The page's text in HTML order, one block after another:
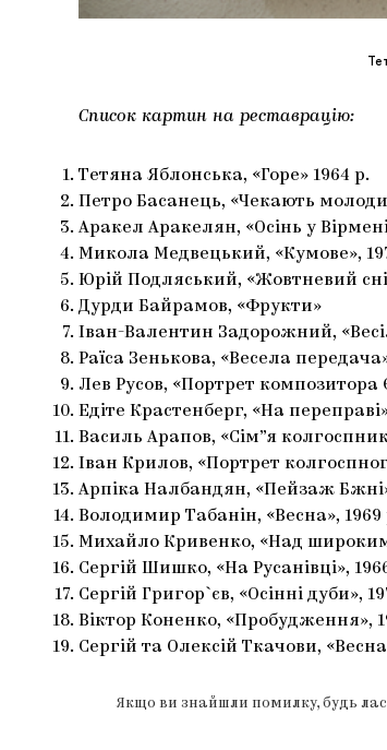
Список картин на реставрацію:
Тетяна Яблонська, «Горе» 1964 р.
Петро Басанець, «Чекають
Аракел Аракелян, «Осінь у
Микола Медвецький, «Кумове»,
Юрій Подляський, «Жовтневий
Дурди Байрамов, «Фрукти»
Іван-Валентин Задорожний,
Раїса Зенькова, «Весела
Лев Русов, «Портрет композитора
Едіте Крастенберг, «На
Василь Арапов, «Сім”я
Іван Крилов, «Портрет
Арпіка Налбандян, «Пейзаж
Володимир Табанін, «Весна», 1969
Михайло Кривенко, «Над широким
Сергій Шишко, «На Русанівці»,
Сергій Григор`єв, «Осінні дуби»,
Віктор Коненко, «Пробудження»,
Сергій та Олексій Ткачови,
Якщо ви знайшли помилку, будь